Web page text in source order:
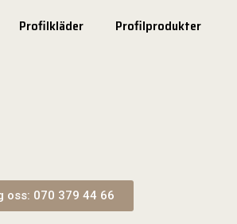
Profilkläder
Profilprodukter
oss: 070 379 44 66